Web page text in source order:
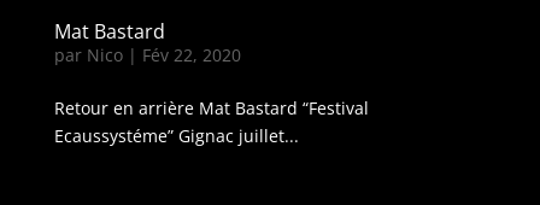
Mat Bastard
par Nico| Fév 22, 2020
Retour en arrière Mat Bastard “Festival
Ecaussystéme” Gignac juillet...